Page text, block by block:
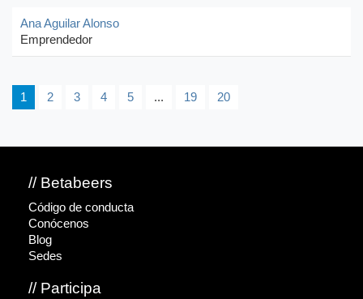
Ana Aguilar Alonso
Emprendedor
1 2 3 4 5 ... 19 20
// Betabeers
Código de conducta
Conócenos
Blog
Sedes
// Participa